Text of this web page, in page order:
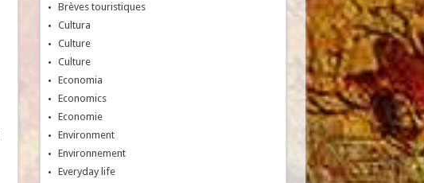
Brèves touristiques
Cultura
Culture
Culture
Economia
Economics
Economie
Environment
Environnement
Everyday life